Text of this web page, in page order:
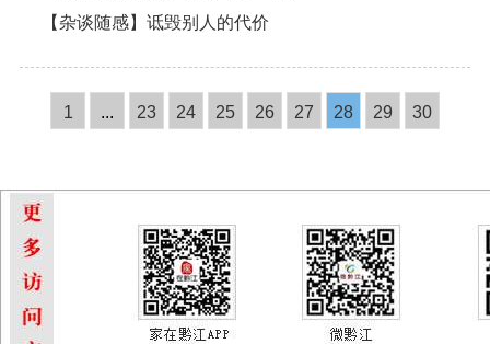
【杂谈随感】诋毁别人的代价
1 ... 23 24 25 26 27 28 29 30